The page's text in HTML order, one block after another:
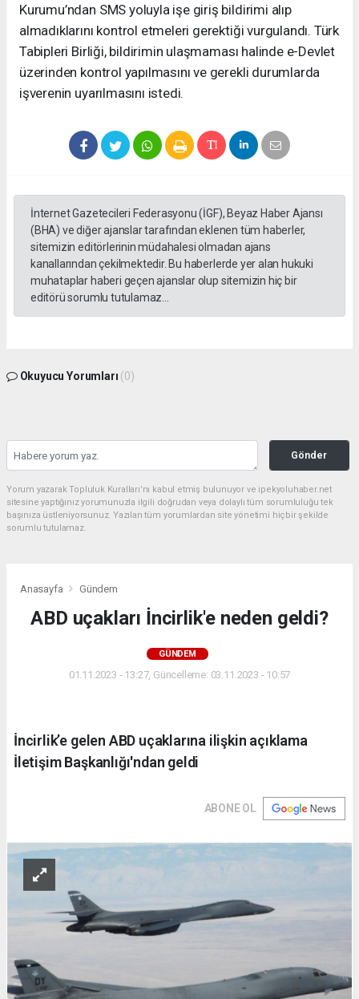
Kurumu’ndan SMS yoluyla işe giriş bildirimi alıp
almadıklarını kontrol etmeleri gerektiği vurgulandı. Türk
Tabipleri Birliği, bildirimin ulaşmaması halinde e-Devlet
üzerinden kontrol yapılmasını ve gerekli durumlarda
işverenin uyarılmasını istedi.
İnternet Gazetecileri Federasyonu (İGF), Beyaz Haber Ajansı
(BHA) ve diğer ajanslar tarafından eklenen tüm haberler,
sitemizin editörlerinin müdahalesi olmadan ajans
kanallarından çekilmektedir. Bu haberlerde yer alan hukuki
muhataplar haberi geçen ajanslar olup sitemizin hiç bir
editörü sorumlu tutulamaz...
Okuyucu Yorumları (0)
Gönder
Yorum yazarak Topluluk Kuralları’nı kabul etmiş bulunuyor ve ipekyoluhaber.net
sitesine yaptığınız yorumunuzla ilgili doğrudan veya dolaylı tüm sorumluluğu tek
başınıza üstleniyorsunuz. Yazılan tüm yorumlardan site yönetimi hiçbir şekilde
sorumlu tutulamaz.
Anasayfa Gündem
ABD uçakları İncirlik'e neden geldi?
GÜNDEM
01.11.2023 - 13:27, Güncelleme: 03.11.2023 - 10:57
İncirlik’e gelen ABD uçaklarına ilişkin açıklama
İletişim Başkanlığı'ndan geldi
ABONE OL